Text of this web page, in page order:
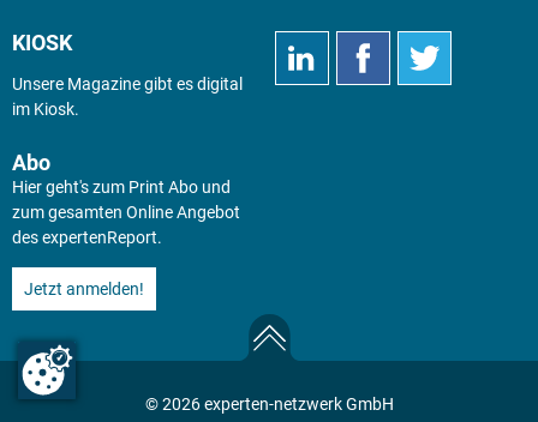
KIOSK
Unsere Magazine gibt es digital
im Kiosk.
Abo
Hier geht's zum Print Abo und
zum gesamten Online Angebot
des expertenReport.
Jetzt anmelden!
© 2026 experten-netzwerk GmbH